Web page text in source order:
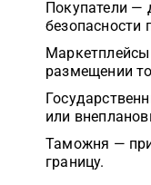
Покупатели —
безопасности
размещении
или
Таможня —
границу.